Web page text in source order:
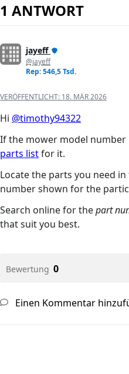
1 ANTWORT
jayeff
@jayeff
Rep: 546,5 Tsd.
VERÖFFENTLICHT: 18. MÄR 2026
Hi @timothy94322
If the mower model number
parts listfor it.
Locate the parts you need
number shown for the
Search online for thepart
that suit you best.
Bewertung 0
Einen Kommentar